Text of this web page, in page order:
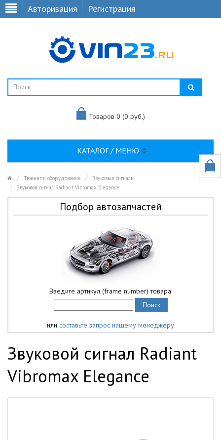
Авторизация Регистрация
Товаров 0 (0 руб.)
КАТАЛОГ / МЕНЮ
Тюнинг и оборудование
Звуковые сигналы
Звуковой сигнал Radiant Vibromax Elegance
Подбор автозапчастей
Введите артикул (frame number) товара:
или составьте запрос нашему менеджеру
Звуковой сигнал Radiant
Vibromax Elegance